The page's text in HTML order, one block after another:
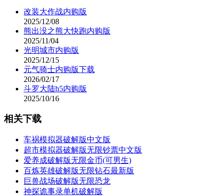
改装大作战内购版
2025/12/08
熊出没之熊大快跑内购版
2025/11/04
光明城市内购版
2025/12/15
元气骑士内购版下载
2026/02/17
斗罗大陆h5内购版
2025/10/16
相关下载
车祸模拟器破解版中文版
超市模拟器破解版无限钞票中文版
爱养成破解版无限金币(可男生)
百炼英雄破解版无限钻石最新版
巨兽战场破解版无限恐龙
神探诡事录单机破解版